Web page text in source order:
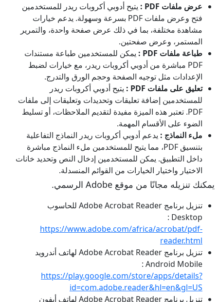
عرض ملفات PDF :
يتيح أدوبي أكروبات ريدر للمستخدمين
فتح وعرض ملفات PDF بسرعة وسهولة. يدعم خيارات
مشاهدة مختلفة، بما في ذلك عرض صفحة واحدة، والتمرير
المستمر، وعرض صفحتين.
طباعة ملفات PDF :
يمكن للمستخدمين طباعة مستندات
PDF مباشرة من أدوبي أكروبات ريدر، مع خيارات لضبط
الإعدادات مثل توجيه الصفحة وحجم الورق والتدرج.
تعليق على ملفات PDF :
يتيح أدوبي أكروبات ريدر
للمستخدمين إضافة تعليقات وتحديدات وتعليقات إلى ملفات
PDF. تعتبر هذه الميزة مفيدة لتقديم الملاحظات، أو تسليط
الضوء على الأقسام المهمة.
ملء النماذج : يدعم أدوبي أكروبات ريدر النماذج التفاعلية
بتنسيق PDF، مما يتيح للمستخدمين ملء النماذج مباشرة
داخل التطبيق. يمكن للمستخدمين إدخال النص وتحديد خانات
الاختيار واختيار الخيارات من القوائم المنسدلة.
يمكنك تنزيله مجانًا من موقع Adobe الرسمي.
تنزيل برنامج Adobe Acrobat Reader للحاسوب
Desktop :
https://www.adobe.com/africa/acrobat/pdf-
reader.html
تنزيل برنامج Adobe Acrobat Reader لهاتف أندرويد
Android Mobile :
https://play.google.com/store/apps/details?
id=com.adobe.reader&hl=en&gl=US
تنزيل برنامج Adobe Acrobat Reader لهاتف أيفون